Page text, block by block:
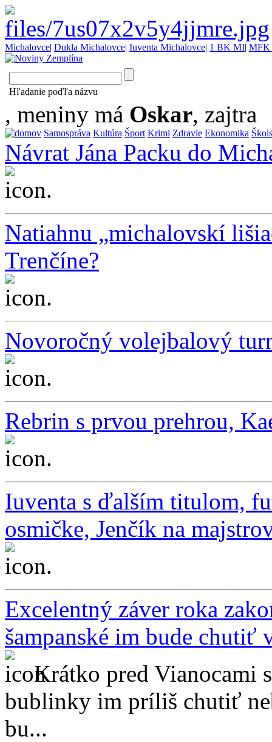
Michalovce| Dukla Michalovce| Iuventa Michalovce| 1 BK MI| MFK
Hľadanie poďľa názvu
, meniny má Oskar, zajtra
Samospráva Kultúra Šport Krimi Zdravie Ekonomika
Návrat Jána Packu do
...
Natiahnu „michalovskí
Trenčíne?
...
Novoročný volejbalový
...
Rebrin s prvou prehrou,
...
Iuventa s ďalším titulom,
osmičke, Jenčík na
...
Excelentný záver roka
šampanské im bude chutiť
Krátko pred Vianocami
bublinky im príliš chutiť
bu...